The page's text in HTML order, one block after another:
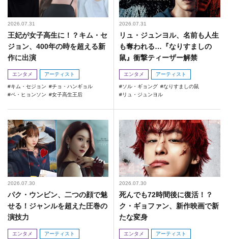
2026.07.31
王妃が女子高生に！？キム・セ
ジョン、400年の時を超える新
作に出演
エンタメ アーティスト
キム・セジョン
チョ・ハンギョル
ペ・ヒョンソン
女子高生王后
2026.07.31
リュ・ジュンヨル、名前も人生
も奪われる…『なりすましの
鼠』衝撃ティーザー解禁
エンタメ アーティスト
ソル・ギョング
なりすましの鼠
リュ・ジュンヨル
2026.07.30
パク・ウンビン、二つの顔で魅
せる！ジャンルを超えた圧巻の
演技力
エンタメ アーティスト
2026.07.30
死んでも72時間後に復活！？
ク・ギョファン、新作映画で新
たな変身
エンタメ アーティスト